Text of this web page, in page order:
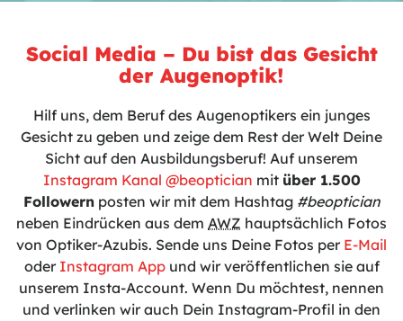
Social Media – Du bist das Gesicht
der Augenoptik!
Hilf uns, dem Beruf des Augenoptikers ein junges
Gesicht zu geben und zeige dem Rest der Welt Deine
Sicht auf den Ausbildungsberuf! Auf unserem
Instagram Kanal @beoptician mit über 1.500
Followernposten wir mit dem Hashtag #beoptician
neben Eindrücken aus dem AWZ hauptsächlich Fotos
von Optiker-Azubis. Sende uns Deine Fotos per E-Mail
oder Instagram Appund wir veröffentlichen sie auf
unserem Insta-Account. Wenn Du möchtest, nennen
und verlinken wir auch Dein Instagram-Profil in den